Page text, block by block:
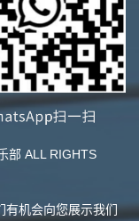
部 ALL RIGHTS
有机会向您展示我们